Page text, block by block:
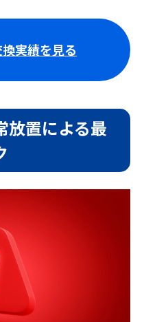
実績を見る
放置による最